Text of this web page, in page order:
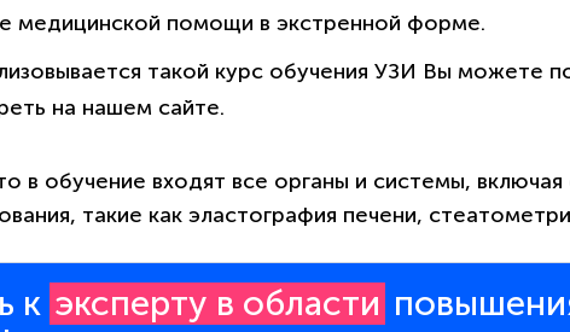
медицинской помощи в экстренной форме.
такой курс обучения УЗИ Вы можете
на нашем сайте.
в обучение входят все органы и системы,
такие как эластография печени,
к эксперту в области